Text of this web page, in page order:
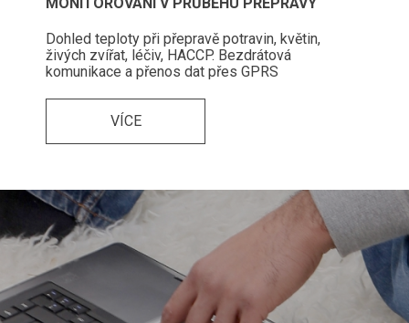
Dohled teploty při přepravě potravin, květin,
živých zvířat, léčiv, HACCP. Bezdrátová
komunikace a přenos dat přes GPRS
VÍCE